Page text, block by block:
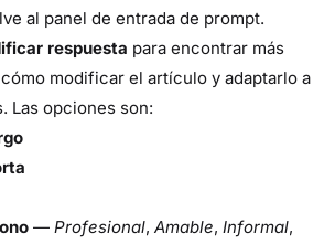
al panel de entrada de prompt.
respuesta para encontrar más
modificar el artículo y adaptarlo a
Las opciones son:
— Profesional, Amable, Informal,